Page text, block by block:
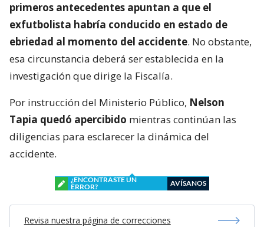
primeros antecedentes apuntan a que el
exfutbolista habría conducido en estado de
ebriedad al momento del accidente. No obstante,
esa circunstancia deberá ser establecida en la
investigación que dirige la Fiscalía.
Por instrucción del Ministerio Público, Nelson
Tapia quedó apercibido mientras continúan las
diligencias para esclarecer la dinámica del
accidente.
¿ENCONTRASTE UN
ERROR?
AVÍSANOS
Revisa nuestra página de correcciones